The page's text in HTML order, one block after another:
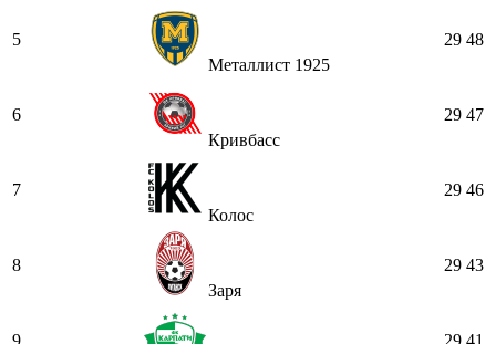
5
Металлист 1925
29 48
6
Кривбасс
29 47
7
Колос
29 46
8
Заря
29 43
9
29 41